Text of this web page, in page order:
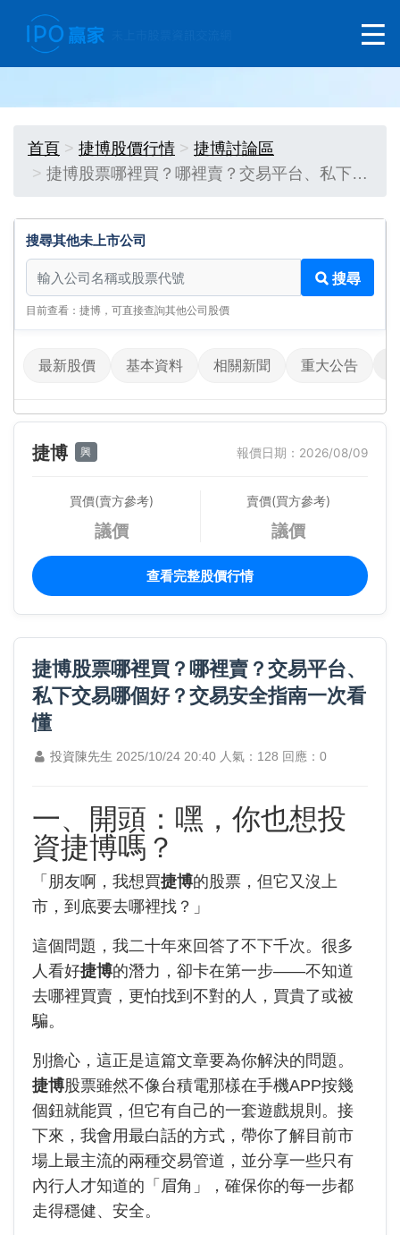
首頁 捷博股價行情
捷博討論區
捷博股票哪裡買？哪裡賣？交易平台、私下…
搜尋其他未上市公司
搜尋其他未上市公司
搜尋
目前查看：捷博，可直接查詢其他公司股價
最新股價 基本資料 相關新聞 重大公告
捷博 興 報價日期：2026/08/09
買價(賣方參考)
議價
賣價(買方參考)
議價
查看完整股價行情
捷博股票哪裡買？哪裡賣？交易平台、
私下交易哪個好？交易安全指南一次看
懂
投資陳先生 2025/10/24 20:40 人氣：128 回應：0
一、開頭：嘿，你也想投
資捷博嗎？
「朋友啊，我想買捷博的股票，但它又沒上
市，到底要去哪裡找？」
這個問題，我二十年來回答了不下千次。很多
人看好捷博的潛力，卻卡在第一步——不知道
去哪裡買賣，更怕找到不對的人，買貴了或被
騙。
別擔心，這正是這篇文章要為你解決的問題。
捷博股票雖然不像台積電那樣在手機APP按幾
個鈕就能買，但它有自己的一套遊戲規則。接
下來，我會用最白話的方式，帶你了解目前市
場上最主流的兩種交易管道，並分享一些只有
內行人才知道的「眉角」，確保你的每一步都
走得穩健、安全。